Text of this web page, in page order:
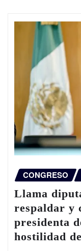
CONGRESO
Llama
respaldar y
presidenta
hostilidad